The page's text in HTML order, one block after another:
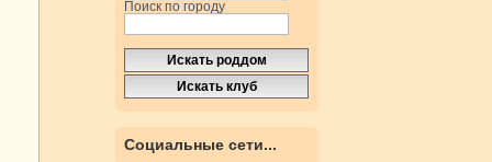
Поиск по городу
Социальные сети...